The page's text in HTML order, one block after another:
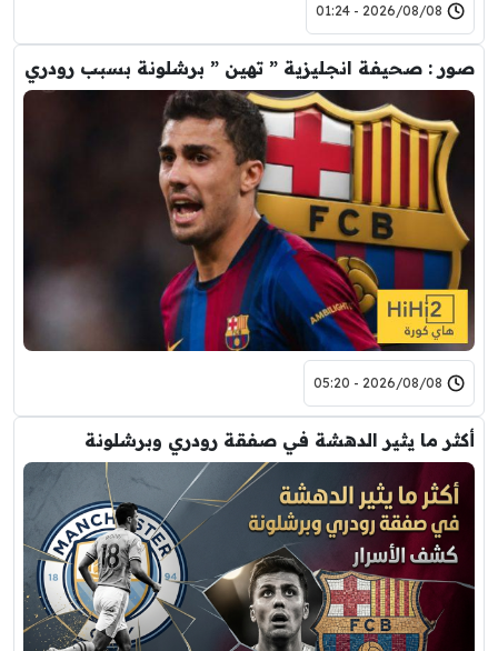
2026/08/08 - 01:24
صور : صحيفة انجليزية ” تهين ” برشلونة بسبب رودري
2026/08/08 - 05:20
أكثر ما يثير الدهشة في صفقة رودري وبرشلونة